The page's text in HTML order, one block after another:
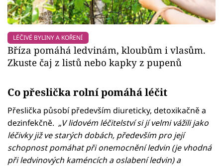
LÉČIVÉ BYLINY A KOŘENÍ
Bříza pomáhá ledvinám, kloubům i vlasům.
Zkuste čaj z listů nebo kapky z pupenů
Co přeslička rolní pomáhá léčit
Přeslička působí především diureticky, detoxikačně a
dezinfekčně. „V lidovém léčitelství si jí velmi vážili jako
léčivky již ve starých dobách, především pro její
schopnost pomáhat při onemocnění ledvin (je vhodná
při ledvinových kaméncích a oslabení ledvin) a